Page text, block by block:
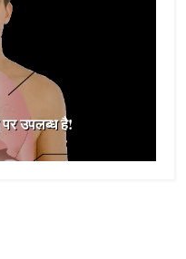
उपलब्ध है!